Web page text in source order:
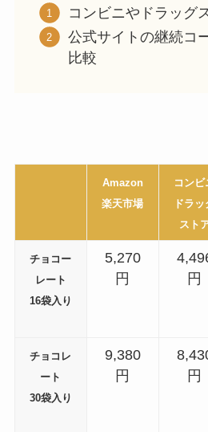
コンビニやドラッグ
公式サイトの継続コ
比較
Amazon
楽天市場
コンビ
ドラッ
スト
チョコー
レート
16袋入り
5,270
円
円
チョコレ
ート
30袋入り
9,380
円
円